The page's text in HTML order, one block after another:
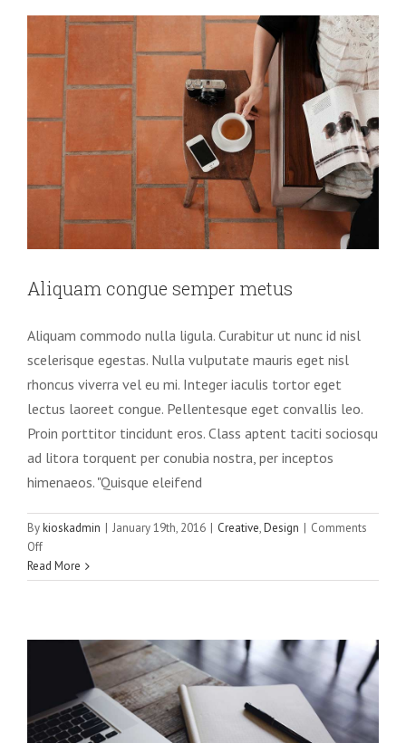
Aliquam congue semper metus
Aliquam commodo nulla ligula. Curabitur ut nunc id nisl
scelerisque egestas. Nulla vulputate mauris eget nisl
rhoncus viverra vel eu mi. Integer iaculis tortor eget
lectus laoreet congue. Pellentesque eget convallis leo.
Proin porttitor tincidunt eros. Class aptent taciti sociosqu
ad litora torquent per conubia nostra, per inceptos
himenaeos. "Quisque eleifend
Bykioskadmin | January 19th, 2016 | Creative,Design | Comments
Offon
Aliquam
congue
Read More
Vivamus ut magna turpis